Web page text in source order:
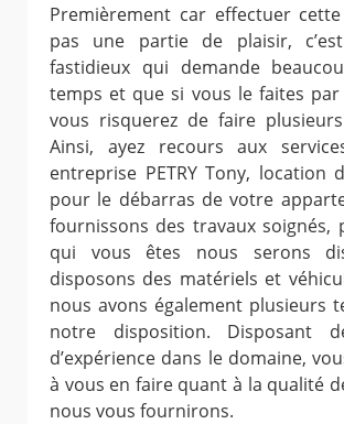
Premièrement car effectuer cette
pas une partie de plaisir,
fastidieux qui demande
temps et que si vous le faites par
vous risquerez de faire
Ainsi, ayez recours aux
entreprise PETRY Tony, location
pour le débarras de votre
fournissons des travaux soignés,
qui vous êtes nous serons
disposons des matériels et
nous avons également plusieurs
notre disposition. Disposant
d’expérience dans le domaine,
à vous en faire quant à la qualité
nous vous fournirons.